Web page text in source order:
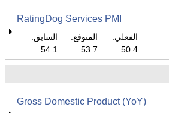
RatingDog Services PMI
الفعلي:
50.4
المتوقع:
53.7
السابق:
54.1
Gross Domestic Product (YoY)